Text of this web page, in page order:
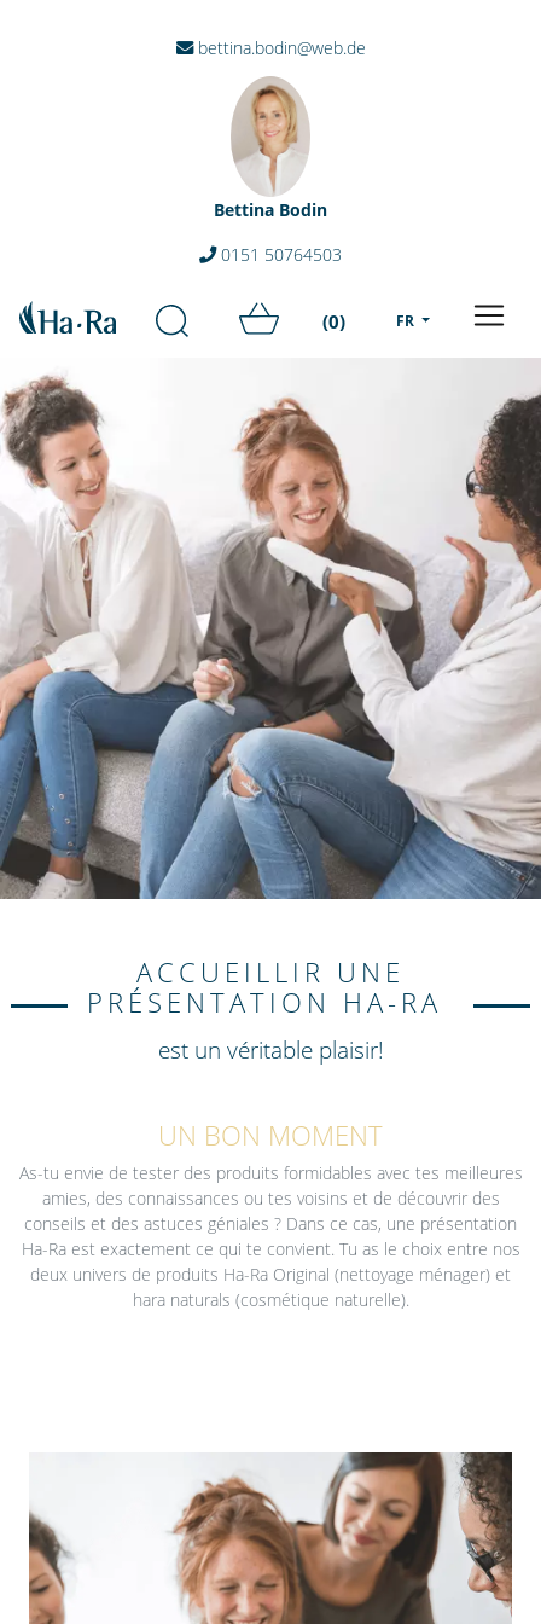
bettina.bodin@web.de
Bettina Bodin
0151 50764503
(0) FR
ACCUEILLIR UNE
PRÉSENTATION HA-RA
est un véritable plaisir!
UN BON MOMENT
As-tu envie de tester des produits formidables avec tes meilleures
amies, des connaissances ou tes voisins et de découvrir des
conseils et des astuces géniales ? Dans ce cas, une présentation
Ha-Ra est exactement ce qui te convient. Tu as le choix entre nos
deux univers de produits Ha-Ra Original (nettoyage ménager) et
hara naturals (cosmétique naturelle).